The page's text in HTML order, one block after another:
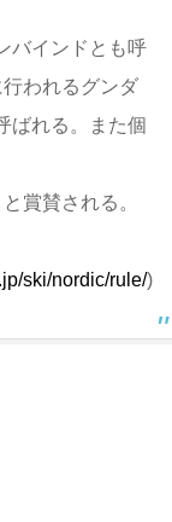
バインドとも呼
われるグンダ
ばれる。また個
賞賛される。
ski/nordic/rule/)